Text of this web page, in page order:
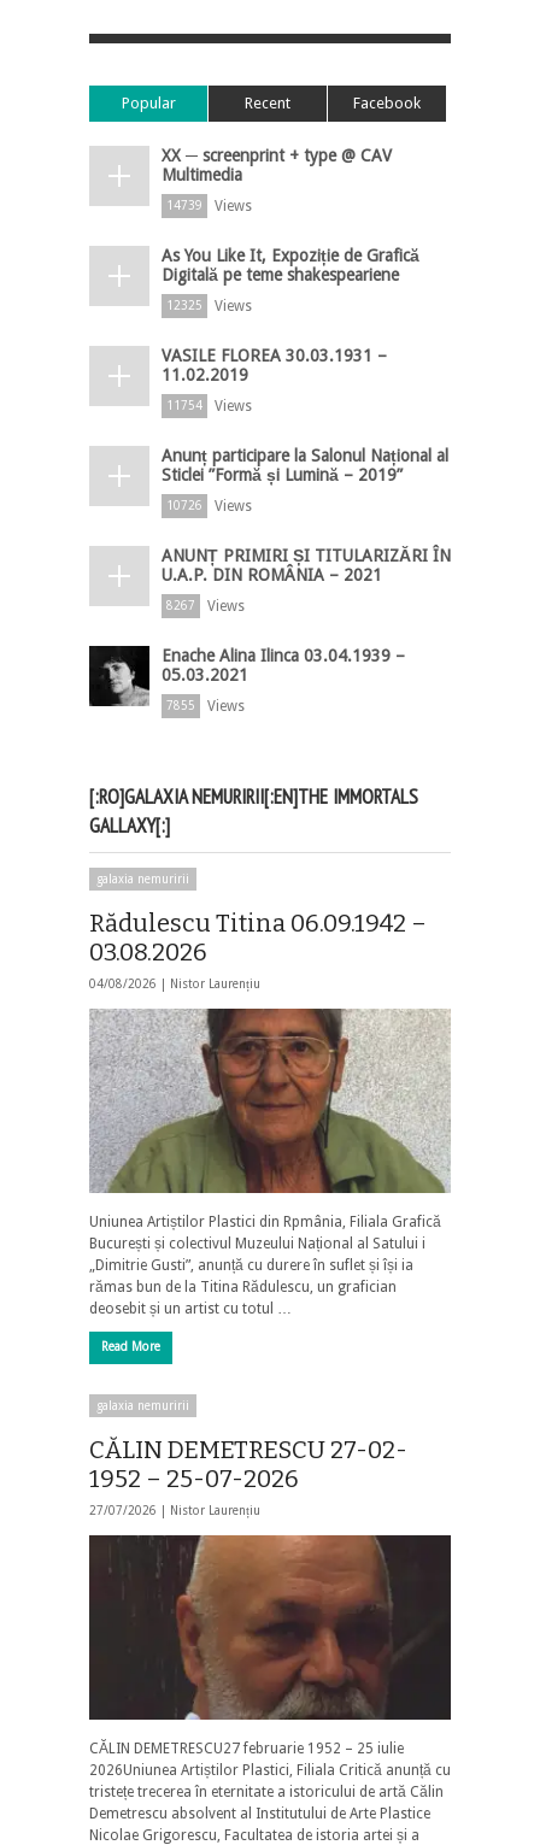
Popular Recent Facebook
XX ─ screenprint + type @ CAV
Multimedia
14739 Views
As You Like It, Expoziție de Grafică
Digitală pe teme shakespeariene
12325 Views
VASILE FLOREA 30.03.1931 –
11.02.2019
11754 Views
Anunț participare la Salonul Național al
Sticlei ”Formă și Lumină – 2019”
10726 Views
ANUNȚ PRIMIRI ȘI TITULARIZĂRI ÎN
U.A.P. DIN ROMÂNIA – 2021
8267 Views
Enache Alina Ilinca 03.04.1939 –
05.03.2021
7855 Views
[:RO]GALAXIA NEMURIRII[:EN]THE IMMORTALS
GALLAXY[:]
galaxia nemuririi
Rădulescu Titina 06.09.1942 –
03.08.2026
04/08/2026 | Nistor Laurențiu
Uniunea Artiștilor Plastici din Rpmânia, Filiala Grafică
București și colectivul Muzeului Național al Satului i
„Dimitrie Gusti”, anunță cu durere în suflet și își ia
rămas bun de la Titina Rădulescu, un grafician
deosebit și un artist cu totul …
Read More
galaxia nemuririi
CĂLIN DEMETRESCU 27-02-
1952 – 25-07-2026
27/07/2026 | Nistor Laurențiu
CĂLIN DEMETRESCU27 februarie 1952 – 25 iulie
2026Uniunea Artiștilor Plastici, Filiala Critică anunță cu
tristețe trecerea în eternitate a istoricului de artă Călin
Demetrescu absolvent al Institutului de Arte Plastice
Nicolae Grigorescu, Facultatea de istoria artei și a